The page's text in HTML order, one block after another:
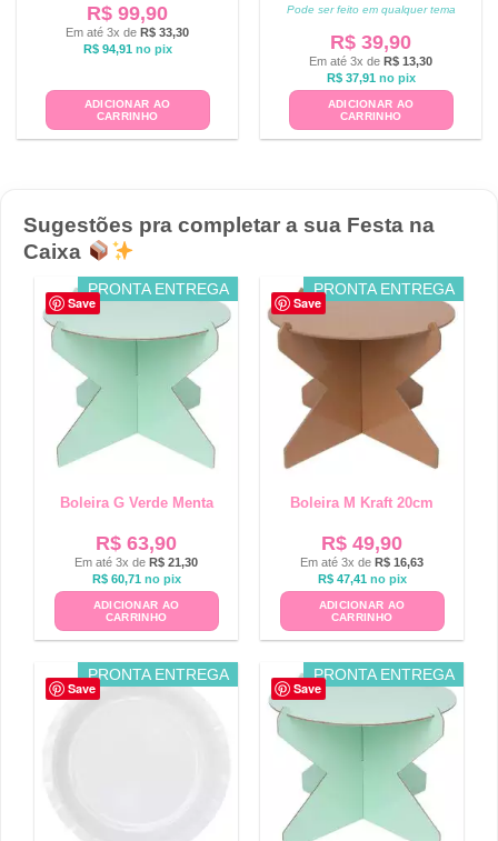
R$ 99,90
Em até 3x de R$ 33,30
R$94,91 no pix
ADICIONAR AO
CARRINHO
Pode ser feito em qualquer tema
R$ 39,90
Em até 3x de R$ 13,30
R$37,91 no pix
ADICIONAR AO
CARRINHO
Sugestões pra completar a sua Festa na
Caixa
Save
PRONTA ENTREGA
Boleira G Verde Menta
R$ 63,90
Em até 3x de R$ 21,30
R$60,71 no pix
ADICIONAR AO
CARRINHO
Save
PRONTA ENTREGA
Boleira M Kraft 20cm
R$ 49,90
Em até 3x de R$ 16,63
R$47,41 no pix
ADICIONAR AO
CARRINHO
Save
PRONTA ENTREGA
Save
PRONTA ENTREGA